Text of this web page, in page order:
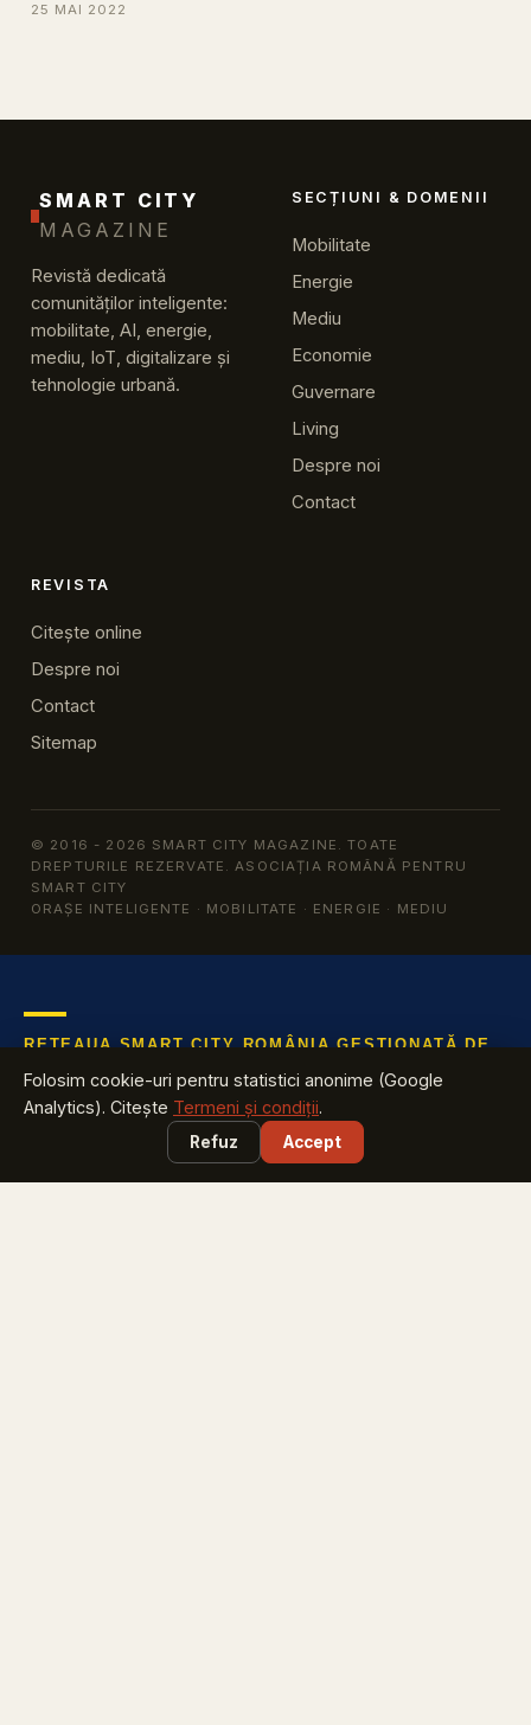
25 MAI 2022
SMART CITY
MAGAZINE
Revistă dedicată
comunităților inteligente:
mobilitate, AI, energie,
mediu, IoT, digitalizare și
tehnologie urbană.
SECȚIUNI & DOMENII
Mobilitate
Energie
Mediu
Economie
Guvernare
Living
Despre noi
Contact
REVISTA
Citește online
Despre noi
Contact
Sitemap
© 2016 - 2026 SMART CITY MAGAZINE. TOATE
DREPTURILE REZERVATE. ASOCIAȚIA ROMÂNĂ PENTRU
SMART CITY
ORAȘE INTELIGENTE · MOBILITATE · ENERGIE · MEDIU
Folosim cookie-uri pentru statistici anonime (Google
Analytics). Citește Termeni și condiții.
Refuz Accept
REȚEAUA SMART CITY ROMÂNIA GESTIONATĂ DE
Află tot ce te interesează despre industria cu cea mai mare
creștere din România